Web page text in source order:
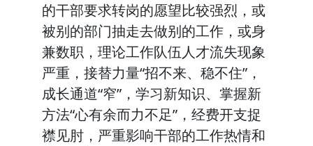
的干部要求转岗的愿望比较强烈，或
被别的部门抽走去做别的工作，或身
兼数职，理论工作队伍人才流失现象
严重，接替力量“招不来、稳不住”，
成长通道“窄”，学习新知识、掌握新
方法“心有余而力不足”，经费开支捉
襟见肘，严重影响干部的工作热情和